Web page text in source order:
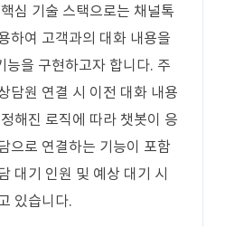
심 기술 스택으로는 채널톡
하여 고객과의 대화 내용을
능을 구현하고자 합니다. 주
담원 연결 시 이전 대화 내용
해진 로직에 따라 챗봇이 응
으로 연결하는 기능이 포함
대기 인원 및 예상 대기 시
있습니다.